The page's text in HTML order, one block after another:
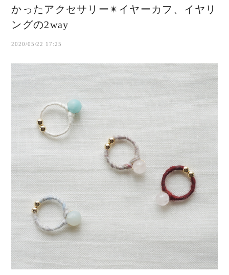
かったアクセサリー✴︎イヤーカフ、イヤリ
ングの2way
2020/05/22 17:25